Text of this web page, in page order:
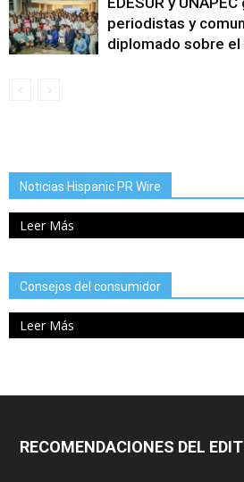
periodistas y
diplomado sobre
Noticias Hispanic PR Wire
Leer Más
Consejos del consumidor
Leer Más
RECOMENDACIONES DEL